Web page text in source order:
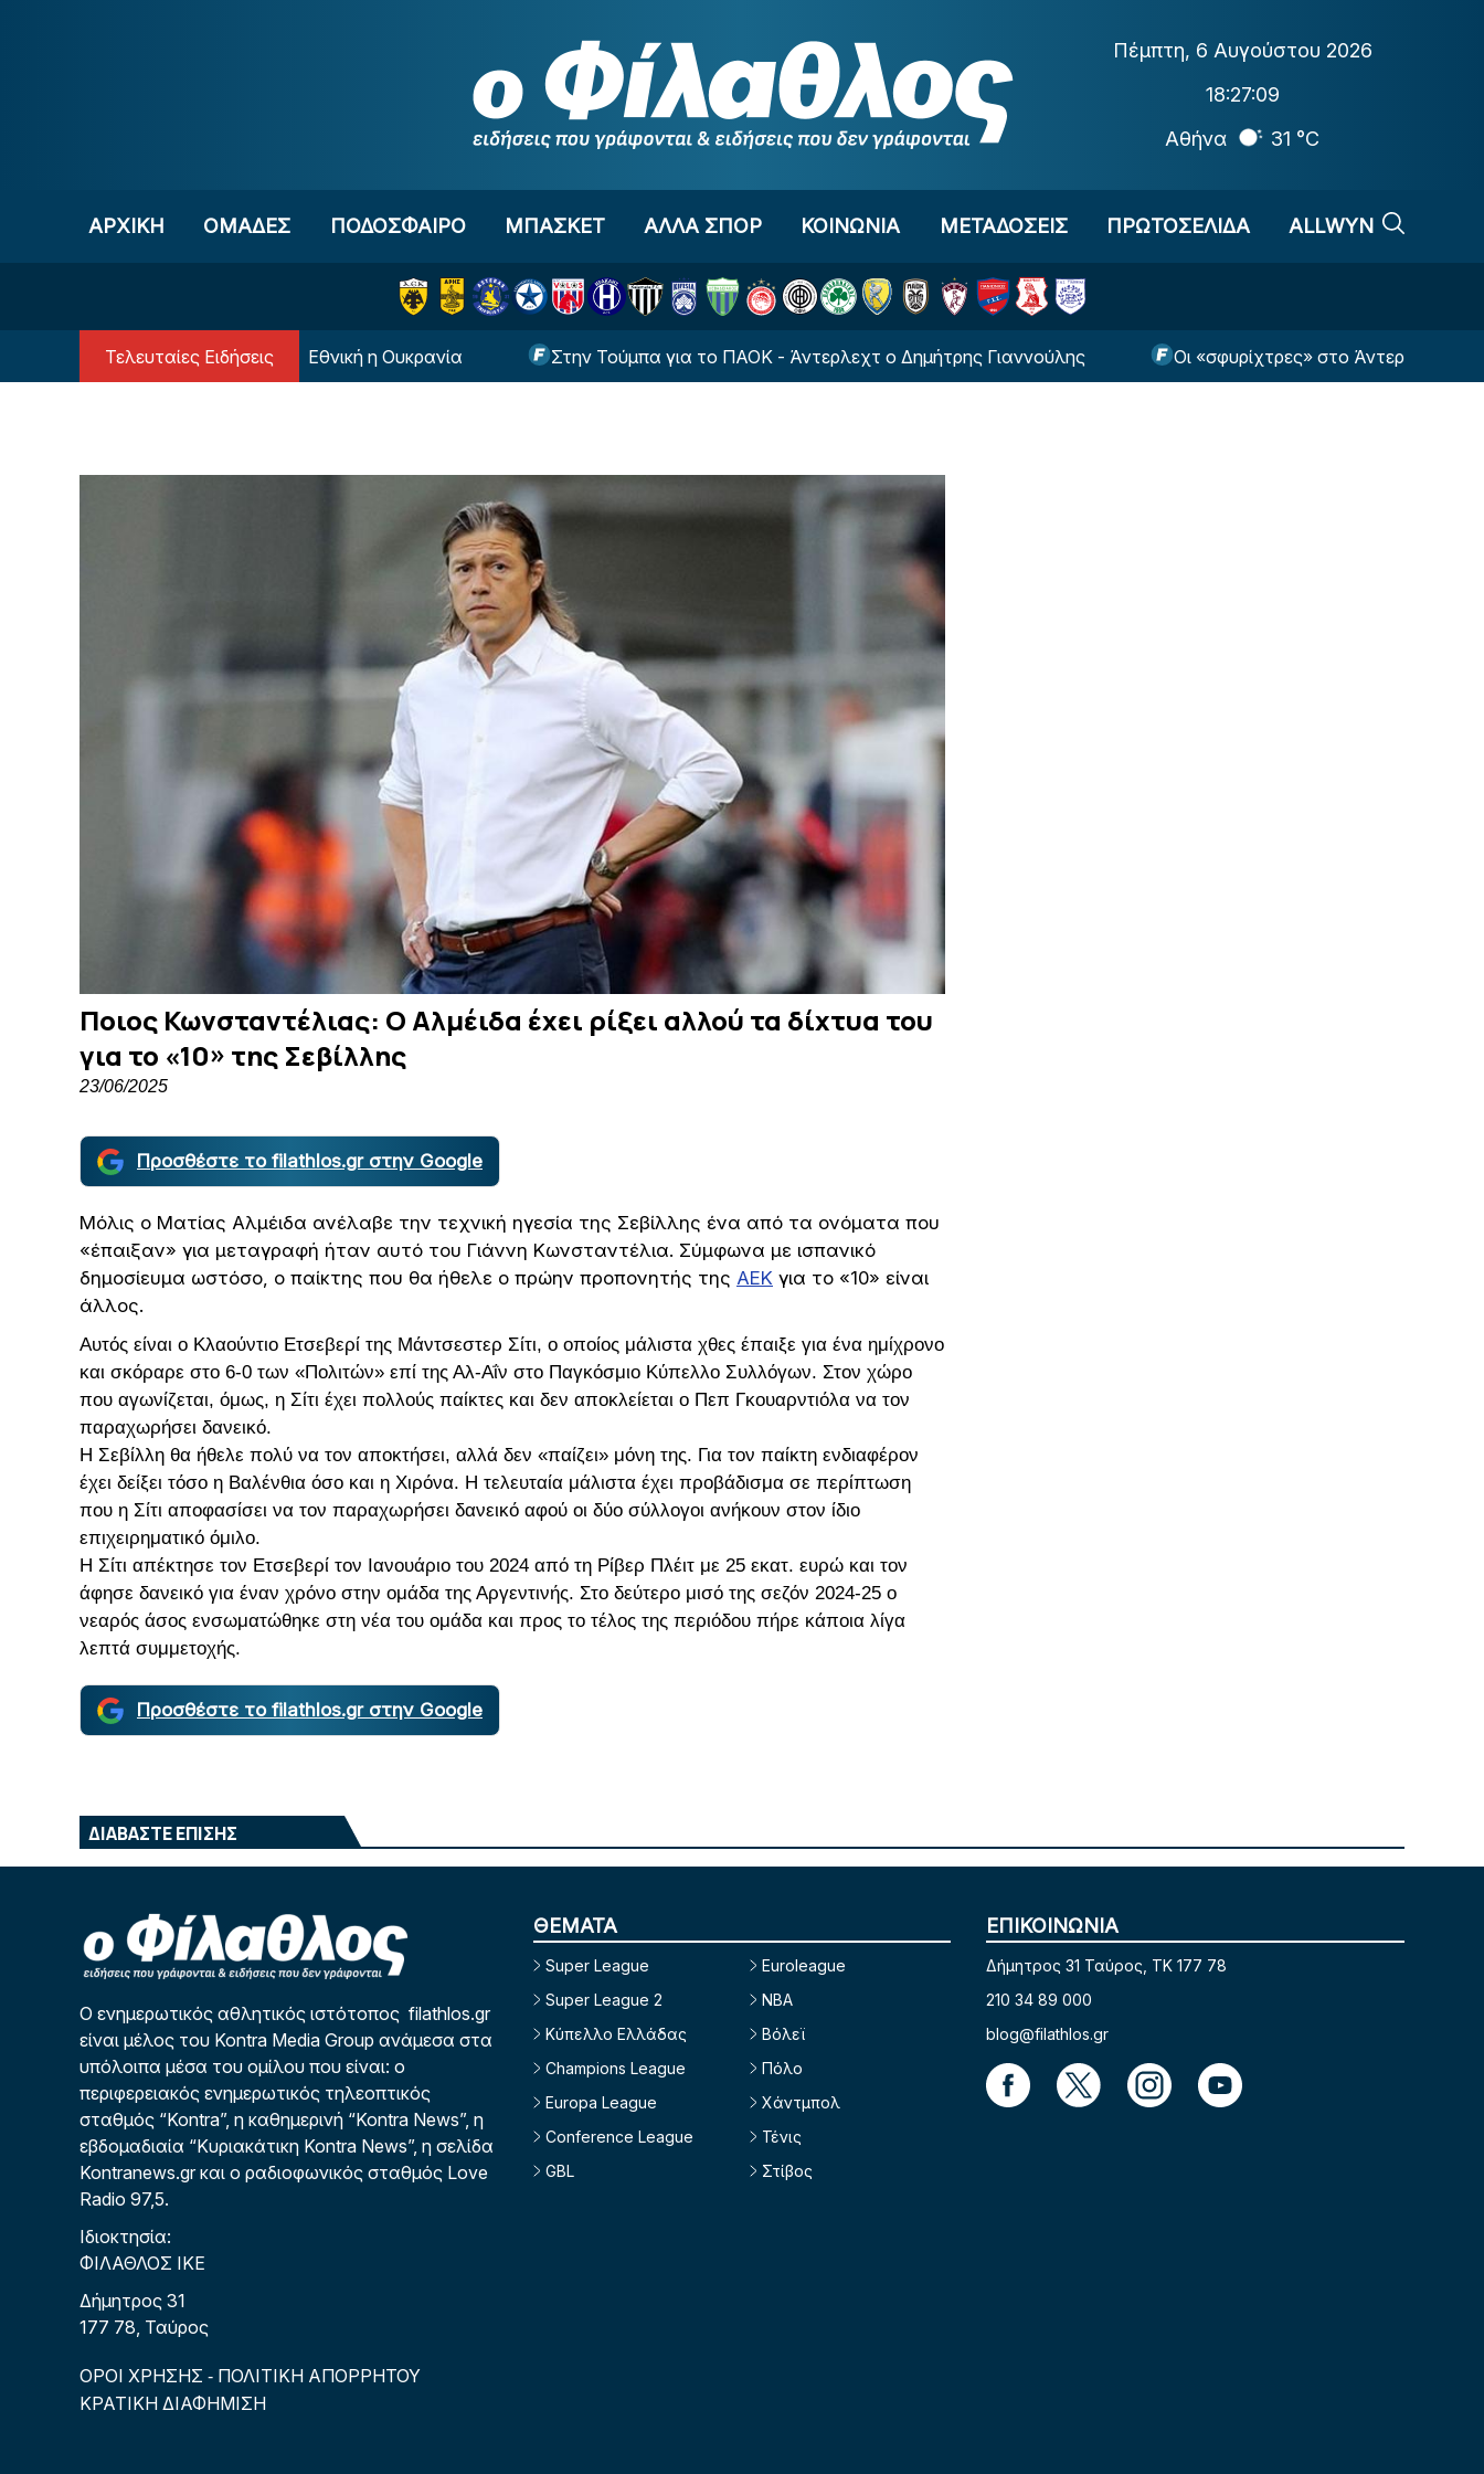
Πέμπτη, 6 Αυγούστου 2026
18:27:10
Αθήνα
31 °C
ΑΡΧΙΚΗ OΜΑΔΕΣ ΠΟΔΟΣΦΑΙΡΟ ΜΠΑΣΚΕΤ ΑΛΛΑ ΣΠΟΡ ΚΟΙΝΩΝΙΑ ΜΕΤΑΔΟΣΕΙΣ ΠΡΩΤΟΣΕΛΙΔΑ ALLWYN
Τελευταίες Ειδήσεις
αστέρια της κόντρα στην Εθνική η Ουκρανία Στην Τούμπα για το ΠΑΟΚ - Άντερλεχτ ο Δημήτρης Γιαννούλης Οι «σφυρίχτρες» στο Άντερλεχτ - ΠΑΟΚ
Ποιος Κωνσταντέλιας: Ο Αλμέιδα έχει ρίξει αλλού τα δίχτυα του
για το «10» της Σεβίλλης
23/06/2025
Προσθέστε το filathlos.gr στην Google
Μόλις ο Ματίας Αλμέιδα ανέλαβε την τεχνική ηγεσία της Σεβίλλης ένα από τα ονόματα που
«έπαιξαν» για μεταγραφή ήταν αυτό του Γιάννη Κωνσταντέλια. Σύμφωνα με ισπανικό
δημοσίευμα ωστόσο, ο παίκτης που θα ήθελε ο πρώην προπονητής της ΑΕΚ για το «10» είναι
άλλος.
Αυτός είναι ο Κλαούντιο Ετσεβερί της Μάντσεστερ Σίτι, ο οποίος μάλιστα χθες έπαιξε για ένα ημίχρονο
και σκόραρε στο 6-0 των «Πολιτών» επί της Αλ-Αΐν στο Παγκόσμιο Κύπελλο Συλλόγων. Στον χώρο
που αγωνίζεται, όμως, η Σίτι έχει πολλούς παίκτες και δεν αποκλείεται ο Πεπ Γκουαρντιόλα να τον
παραχωρήσει δανεικό.
Η Σεβίλλη θα ήθελε πολύ να τον αποκτήσει, αλλά δεν «παίζει» μόνη της. Για τον παίκτη ενδιαφέρον
έχει δείξει τόσο η Βαλένθια όσο και η Χιρόνα. Η τελευταία μάλιστα έχει προβάδισμα σε περίπτωση
που η Σίτι αποφασίσει να τον παραχωρήσει δανεικό αφού οι δύο σύλλογοι ανήκουν στον ίδιο
επιχειρηματικό όμιλο.
Η Σίτι απέκτησε τον Ετσεβερί τον Ιανουάριο του 2024 από τη Ρίβερ Πλέιτ με 25 εκατ. ευρώ και τον
άφησε δανεικό για έναν χρόνο στην ομάδα της Αργεντινής. Στο δεύτερο μισό της σεζόν 2024-25 ο
νεαρός άσος ενσωματώθηκε στη νέα του ομάδα και προς το τέλος της περιόδου πήρε κάποια λίγα
λεπτά συμμετοχής.
Προσθέστε το filathlos.gr στην Google
ΔΙΑΒΑΣΤΕ ΕΠΙΣΗΣ
Ο ενημερωτικός αθλητικός ιστότοπος filathlos.gr
είναι μέλος του Kontra Media Group ανάμεσα στα
υπόλοιπα μέσα του ομίλου που είναι: ο
περιφερειακός ενημερωτικός τηλεοπτικός
σταθμός “Kontra”, η καθημερινή “Kontra News”, η
εβδομαδιαία “Κυριακάτικη Kontra News”, η σελίδα
Kontranews.gr και ο ραδιοφωνικός σταθμός Love
Radio 97,5.
Ιδιοκτησία:
ΦΙΛΑΘΛΟΣ ΙΚΕ
Δήμητρος 31
177 78, Ταύρος
ΟΡΟΙ ΧΡΗΣΗΣ - ΠΟΛΙΤΙΚΗ ΑΠΟΡΡΗΤΟΥ
ΚΡΑΤΙΚΗ ΔΙΑΦΗΜΙΣΗ
ΘΕΜΑΤΑ
Super League
Super League 2
Κύπελλο Ελλάδας
Champions League
Europa League
Conference League
GBL
Euroleague
NBA
Βόλεϊ
Πόλο
Χάντμπολ
Τένις
Στίβος
ΕΠΙΚΟΙΝΩΝΙΑ
Δήμητρος 31 Ταύρος, TK 177 78
210 34 89 000
blog@filathlos.gr